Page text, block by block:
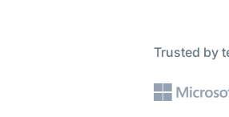
Trusted by